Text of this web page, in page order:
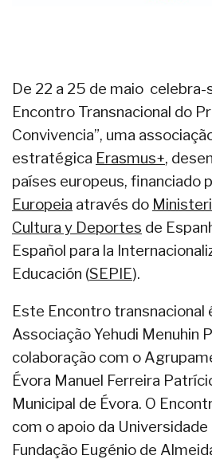
De 22 a 25 de maio celebra-
Encontro Transnacional do
Convivencia”, uma
estratégica Erasmus+,
países europeus, financiado
Europeia através do
Cultura y Deportes de
Español para la
Educación (SEPIE).
Este Encontro transnacional
Associação Yehudi Menuhin
colaboração com o
Évora Manuel Ferreira
Municipal de Évora. O
com o apoio da Universidade
Fundação Eugénio de